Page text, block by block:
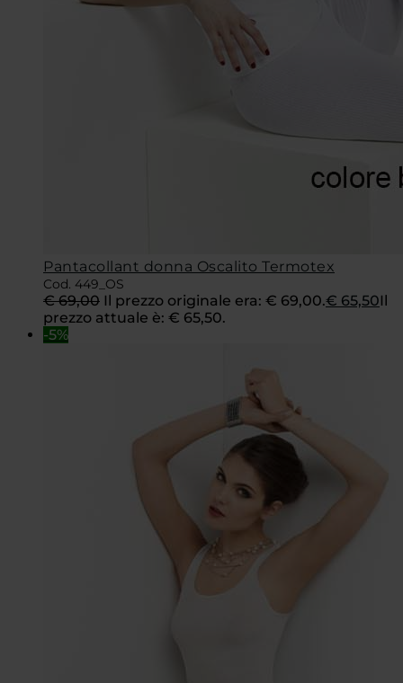
Pantacollant donna Oscalito Termotex
Cod. 449_OS
€69,00 Il prezzo originale era: € 69,00.€ 65,50Il
prezzo attuale è: € 65,50.
-5%